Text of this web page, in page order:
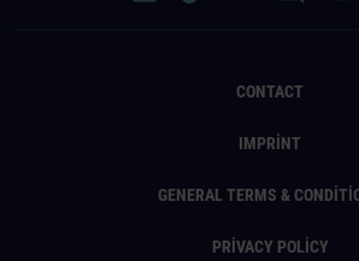
CONTACT
IMPRINT
GENERAL TERMS &
PRIVACY POLICY